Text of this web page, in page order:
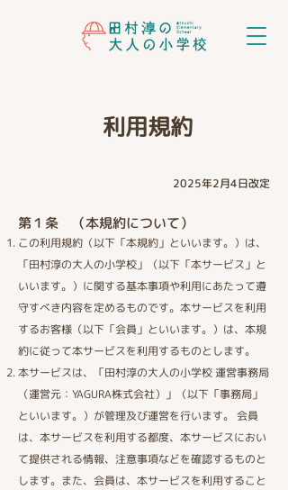
利用規約
2025年2月4日改定
第１条 （本規約について）​
この利用規約（以下「本規約」といいます。）は、
「田村淳の大人の小学校」（以下「本サービス」と
いいます。）に関する基本事項や利用にあたって遵
守すべき内容を定めるものです。本サービスを利用
するお客様（以下「会員」といいます。）は、本規
約に従って本サービスを利用するものとします。
本サービスは、「田村淳の大人の小学校 運営事務局
（運営元：YAGURA株式会社）」（以下「事務局」
といいます。）が管理及び運営を行います。 会員
は、本サービスを利用する都度、本サービスにおい
て提供される情報、注意事項などを確認するものと
します。また、会員は、本サービスを利用すること